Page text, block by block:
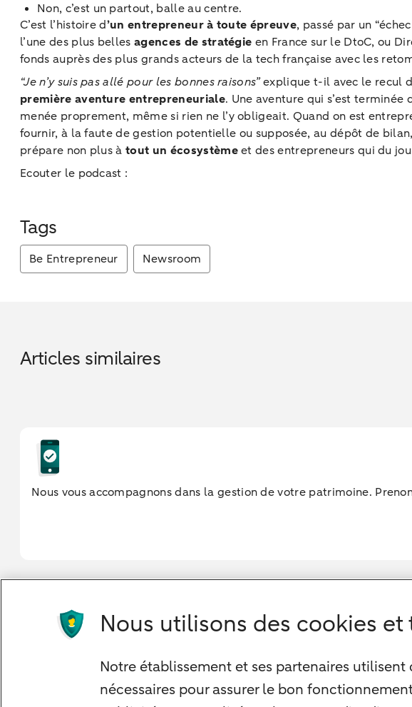
Non, c’est un partout, balle au centre.
C’est l’histoire d’un entrepreneur à toute épreuve, passé par un
l’une des plus bellesagences de stratégie en France sur le DtoC, ou
fonds auprès des plus grands acteurs de la tech française avec les
“Je n’y suis pas allé pour les bonnes raisons”explique t-il avec le recul
première aventure entrepreneuriale. Une aventure qui s’est
menée proprement, même si rien ne l’y obligeait. Quand on est
fournir, à la faute de gestion potentielle ou supposée, au dépôt de
prépare non plus àtout un écosystèmeet des entrepreneurs qui du
Ecouter le podcast :
Tags
Be Entrepreneur Newsroom
Articles similaires
Nous vous accompagnons dans la gestion de votre patrimoine.
Notre approcheNous utilisons des cookies
Notre établissement et ses partenaires
nécessaires pour assurer le bon